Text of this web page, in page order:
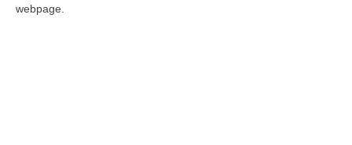
webpage.
ancora molto poche le sperimentazioni che